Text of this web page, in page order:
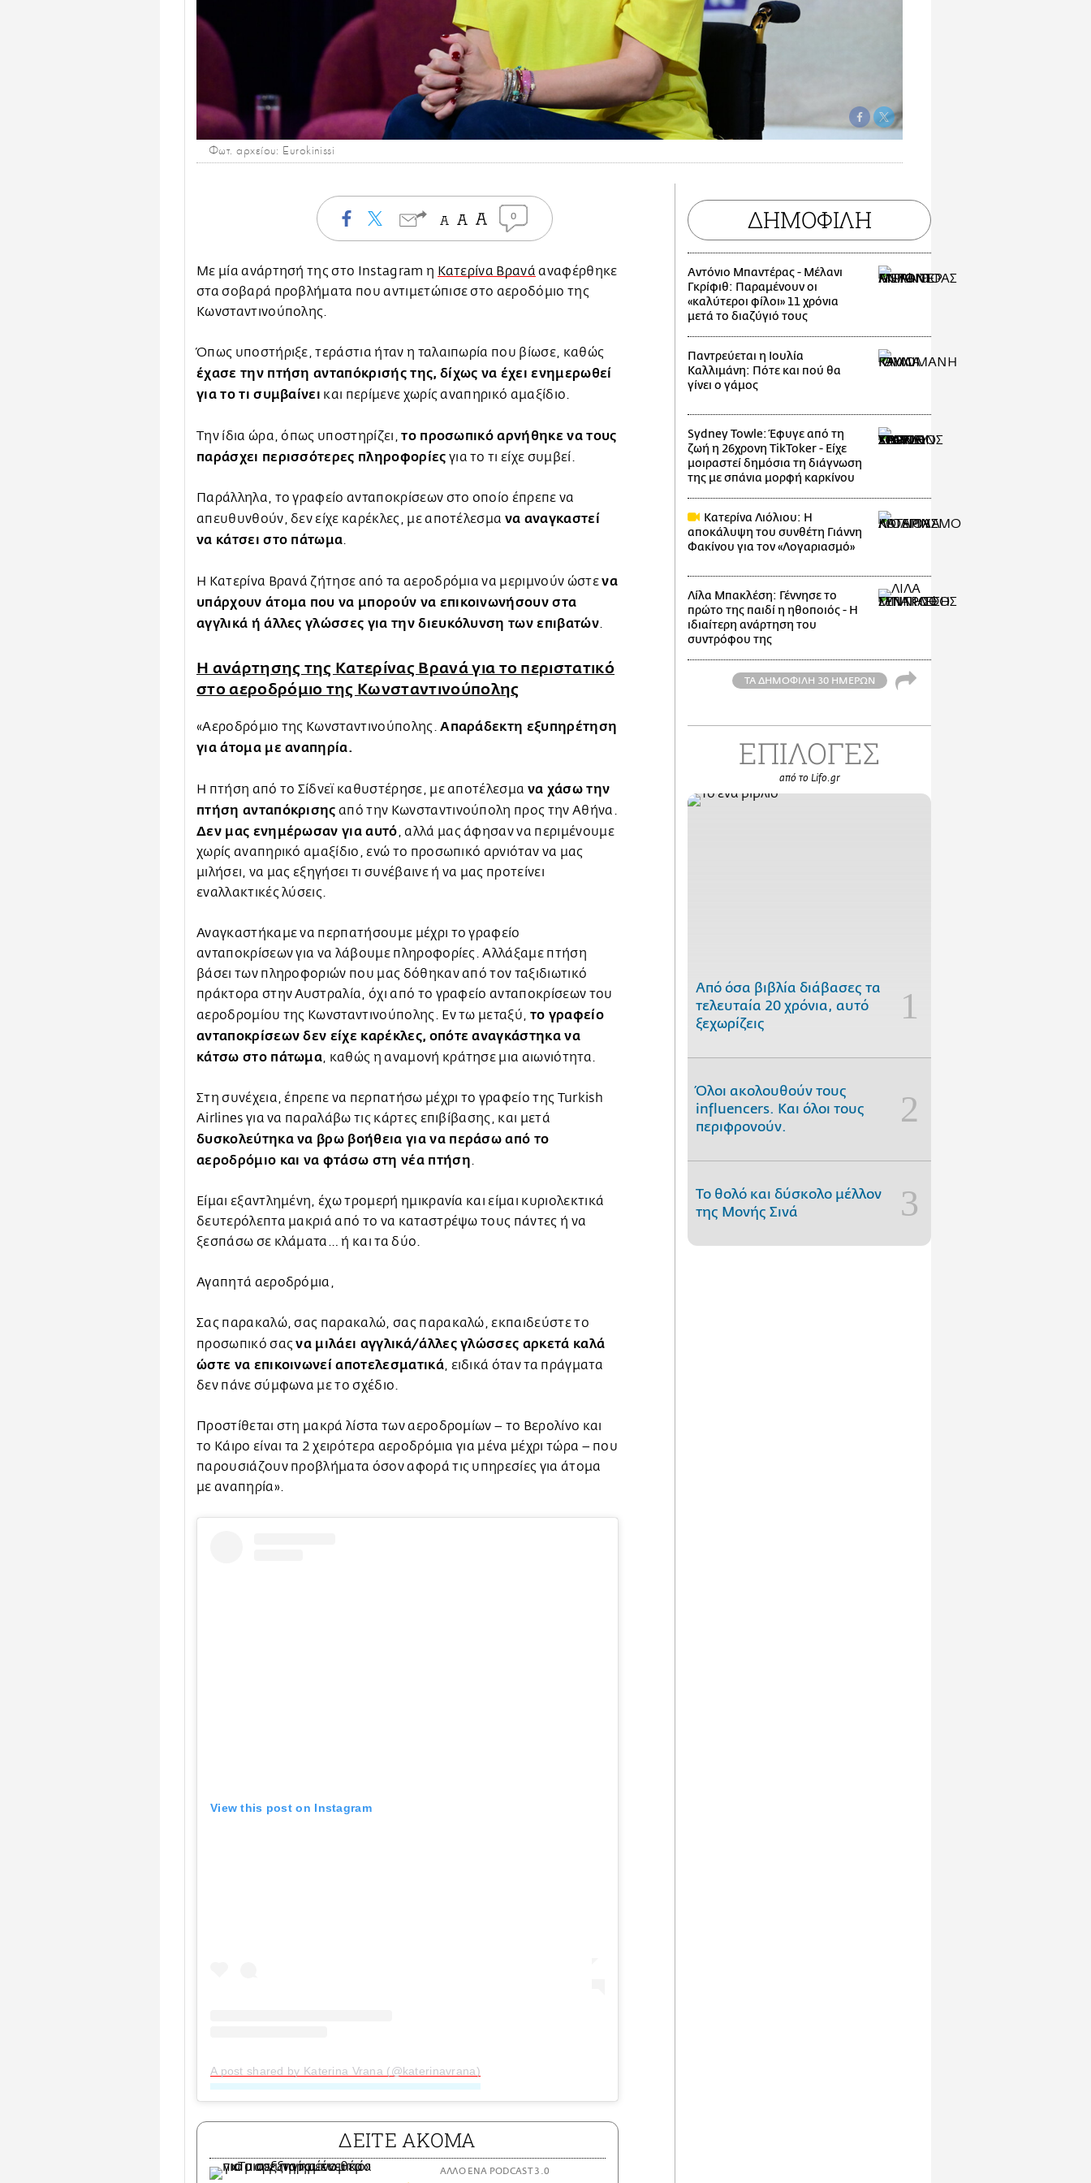
Φωτ. αρχείου: Eurokinissi
0
Με μία ανάρτησή της στο Instagram η Κατερίνα Βρανά αναφέρθηκε
στα σοβαρά προβλήματα που αντιμετώπισε στο αεροδόμιο της
Κωνσταντινούπολης.
Όπως υποστήριξε, τεράστια ήταν η ταλαιπωρία που βίωσε, καθώς
έχασε την πτήση ανταπόκρισής της, δίχως να έχει ενημερωθεί
για το τι συμβαίνει και περίμενε χωρίς αναπηρικό αμαξίδιο.
Την ίδια ώρα, όπως υποστηρίζει,το προσωπικό αρνήθηκε να τους
παράσχει περισσότερες πληροφορίες για το τι είχε συμβεί.
Παράλληλα, το γραφείο ανταποκρίσεων στο οποίο έπρεπε να
απευθυνθούν, δεν είχε καρέκλες, με αποτέλεσμα να αναγκαστεί
να κάτσει στο πάτωμα.
Η Κατερίνα Βρανά ζήτησε από τα αεροδρόμια να μεριμνούν ώστενα
υπάρχουν άτομα που να μπορούν να επικοινωνήσουν στα
αγγλικά ή άλλες γλώσσες για την διευκόλυνση των επιβατών.
Η ανάρτησης της Κατερίνας Βρανά για το περιστατικό
στο αεροδρόμιο της Κωνσταντινούπολης
«Αεροδρόμιο της Κωνσταντινούπολης.Απαράδεκτη εξυπηρέτηση
για άτομα με αναπηρία.
Η πτήση από το Σίδνεϊ καθυστέρησε, με αποτέλεσμα να χάσω την
πτήση ανταπόκρισης από την Κωνσταντινούπολη προς την Αθήνα.
Δεν μας ενημέρωσαν για αυτό , αλλά μας άφησαν να περιμένουμε
χωρίς αναπηρικό αμαξίδιο, ενώ το προσωπικό αρνιόταν να μας
μιλήσει, να μας εξηγήσει τι συνέβαινε ή να μας προτείνει
εναλλακτικές λύσεις.
Αναγκαστήκαμε να περπατήσουμε μέχρι το γραφείο
ανταποκρίσεων για να λάβουμε πληροφορίες. Αλλάξαμε πτήση
βάσει των πληροφοριών που μας δόθηκαν από τον ταξιδιωτικό
πράκτορα στην Αυστραλία, όχι από το γραφείο ανταποκρίσεων του
αεροδρομίου της Κωνσταντινούπολης. Εν τω μεταξύ, το γραφείο
ανταποκρίσεων δεν είχε καρέκλες, οπότε αναγκάστηκα να
κάτσω στο πάτωμα , καθώς η αναμονή κράτησε μια αιωνιότητα.
Στη συνέχεια, έπρεπε να περπατήσω μέχρι το γραφείο της Turkish
Airlines για να παραλάβω τις κάρτες επιβίβασης, και μετά
δυσκολεύτηκα να βρω βοήθεια για να περάσω από το
αεροδρόμιο και να φτάσω στη νέα πτήση
Είμαι εξαντλημένη, έχω τρομερή ημικρανία και είμαι κυριολεκτικά
δευτερόλεπτα μακριά από το να καταστρέψω τους πάντες ή να
ξεσπάσω σε κλάματα… ή και τα δύο.
Αγαπητά αεροδρόμια,
Σας παρακαλώ, σας παρακαλώ, σας παρακαλώ, εκπαιδεύστε το
προσωπικό σαςνα μιλάει αγγλικά/άλλες γλώσσες αρκετά καλά
ώστε να επικοινωνεί αποτελεσματικά, ειδικά όταν τα πράγματα
δεν πάνε σύμφωνα με το σχέδιο.
Προστίθεται στη μακρά λίστα των αεροδρομίων – το Βερολίνο και
το Κάιρο είναι τα 2 χειρότερα αεροδρόμια για μένα μέχρι τώρα – που
παρουσιάζουν προβλήματα όσον αφορά τις υπηρεσίες για άτομα
με αναπηρία».
View this post on Instagram
A post shared by Katerina Vrana (@katerinavrana)
ΔΕΙΤΕ ΑΚΟΜΑ
ΑΛΛΟ ΕΝΑ PODCAST 3.0
ΔΗΜΟΦΙΛΗ
Αντόνιο Μπαντέρας - Μέλανι
Γκρίφιθ: Παραμένουν οι
«καλύτεροι φίλοι» 11 χρόνια
μετά το διαζύγιό τους
Παντρεύεται η Ιουλία
Καλλιμάνη: Πότε και πού θα
γίνει ο γάμος
Sydney Towle: Έφυγε από τη
ζωή η 26χρονη TikToker - Είχε
μοιραστεί δημόσια τη διάγνωση
της με σπάνια μορφή καρκίνου
Κατερίνα Λιόλιου: Η
αποκάλυψη του συνθέτη Γιάννη
Φακίνου για τον «Λογαριασμό»
Λίλα Μπακλέση: Γέννησε το
πρώτο της παιδί η ηθοποιός - Η
ιδιαίτερη ανάρτηση του
συντρόφου της
ΤΑ ΔΗΜΟΦΙΛΗ 30 ΗΜΕΡΩΝ
ΕΠΙΛΟΓΕΣ
από το Lifo.gr
Από όσα βιβλία διάβασες τα
τελευταία 20 χρόνια, αυτό
ξεχωρίζεις
Όλοι ακολουθούν τους
influencers. Και όλοι τους
περιφρονούν.
Το θολό και δύσκολο μέλλον
της Μονής Σινά